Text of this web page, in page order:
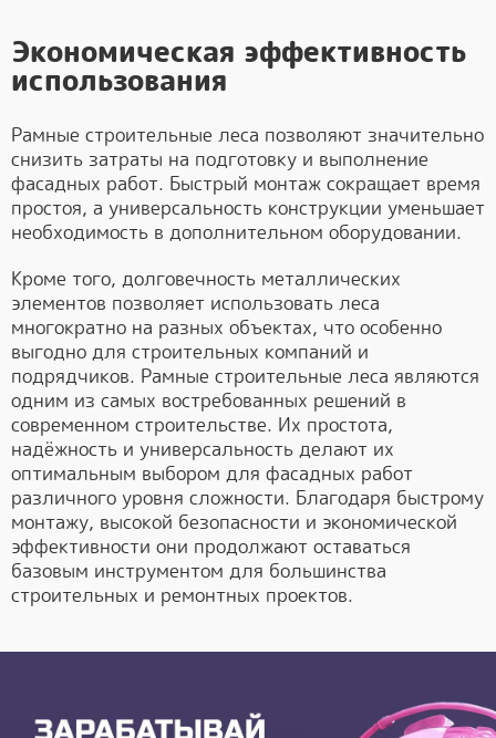
Экономическая эффективность
использования
Рамные строительные леса позволяют значительно
снизить затраты на подготовку и выполнение
фасадных работ. Быстрый монтаж сокращает время
простоя, а универсальность конструкции уменьшает
необходимость в дополнительном оборудовании.
Кроме того, долговечность металлических
элементов позволяет использовать леса
многократно на разных объектах, что особенно
выгодно для строительных компаний и
подрядчиков. Рамные строительные леса являются
одним из самых востребованных решений в
современном строительстве. Их простота,
надёжность и универсальность делают их
оптимальным выбором для фасадных работ
различного уровня сложности. Благодаря быстрому
монтажу, высокой безопасности и экономической
эффективности они продолжают оставаться
базовым инструментом для большинства
строительных и ремонтных проектов.